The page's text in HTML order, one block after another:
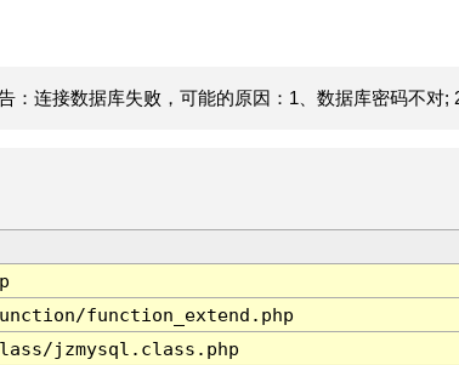
：连接数据库失败，可能的原因：1、数据库密码不对;
function_extend.php
jzmysql.class.php